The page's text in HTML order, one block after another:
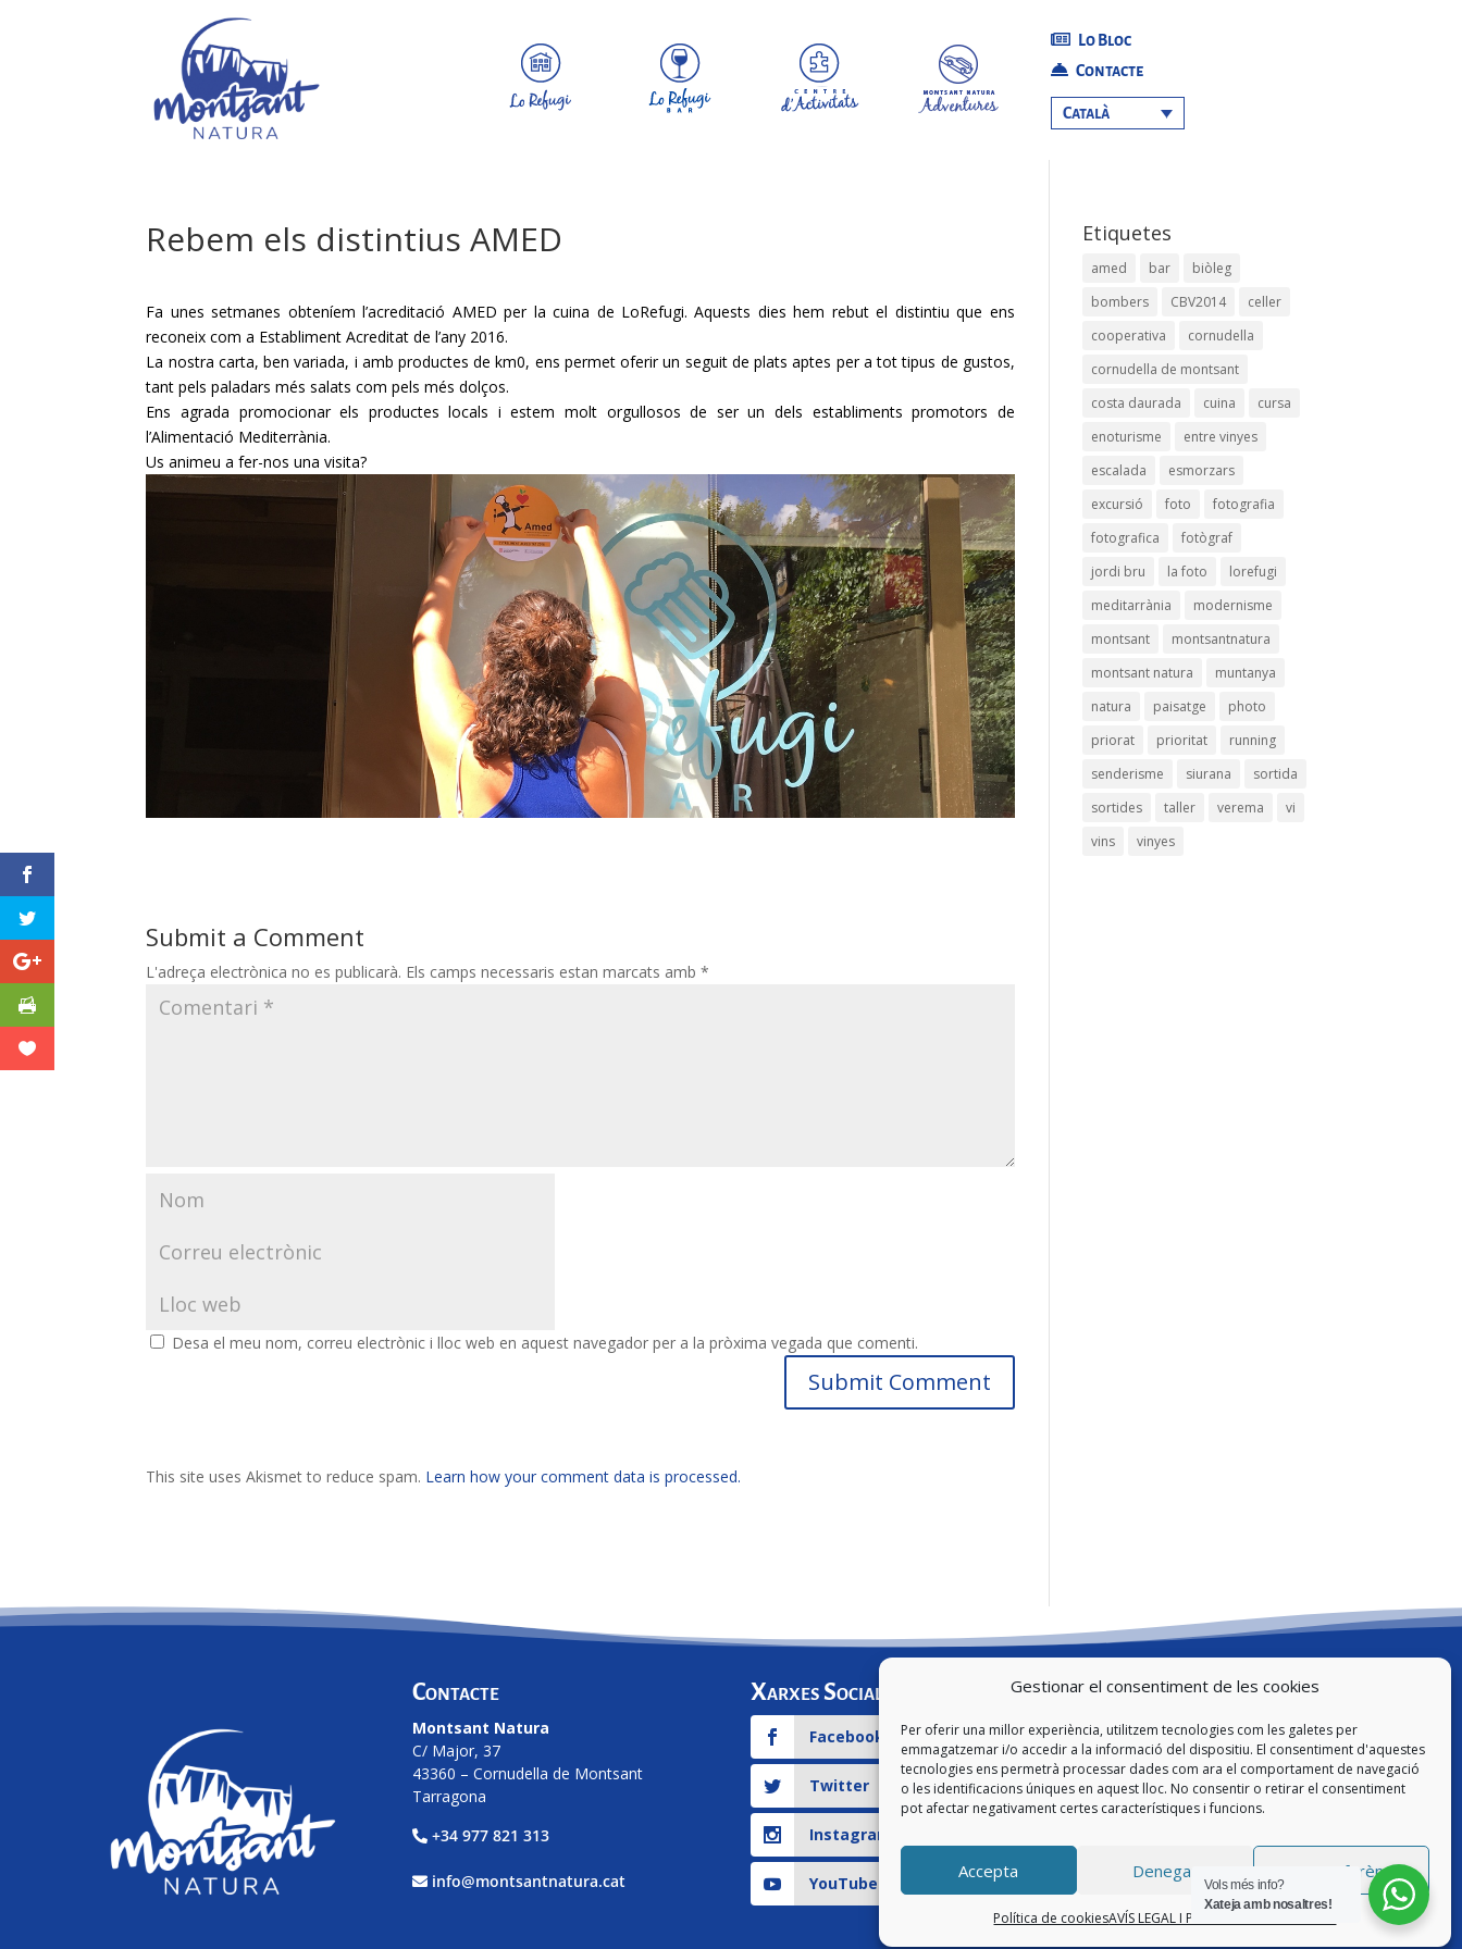
Gestionar el consentiment de les cookies
Per oferir una millor experiència, utilitzem tecnologies com les galetes per
emmagatzemar i/o accedir a la informació del dispositiu. El consentiment d'aquestes
tecnologies ens permetrà processar dades com ara el comportament de navegació
o les identificacions úniques en aquest lloc. No consentir o retirar el consentiment
pot afectar negativament certes característiques i funcions.
Accepta Denegar Veure preferències
Política de cookiesAVÍS LEGAL I POLÍTICA DE PRIVACITAT
Lo Bloc
Contacte
Català
Rebem els distintius AMED
Fa unes setmanes obteníem l’acreditació AMED per la cuina de LoRefugi. Aquests dies hem rebut el distintiu que ens
reconeix com a Establiment Acreditat de l’any 2016.
La nostra carta, ben variada, i amb productes de km0, ens permet oferir un seguit de plats aptes per a tot tipus de gustos,
tant pels paladars més salats com pels més dolços.
Ens agrada promocionar els productes locals i estem molt orgullosos de ser un dels establiments promotors de
l’Alimentació Mediterrània.
Us animeu a fer-nos una visita?
Submit a Comment
L'adreça electrònica no es publicarà. Els camps necessaris estan marcats amb*
Desa el meu nom, correu electrònic i lloc web en aquest navegador per a la pròxima vegada que comenti.
This site uses Akismet to reduce spam. Learn how your comment data is processed.
Etiquetes
amed bar
biòleg
bombers
CBV2014
celler
cooperativa
cornudella
cornudella de montsant
costa daurada
cuina
cursa
enoturisme
entre vinyes
escalada
esmorzars
excursió
foto
fotografia
fotografica
fotògraf
jordi bru
la foto
lorefugi
meditarrània
modernisme
montsant
montsantnatura
montsant natura
muntanya
natura
paisatge
photo
priorat
prioritat
running
senderisme
siurana
sortida
sortides
taller verema
vi
vins
vinyes
Contacte
Montsant Natura
C/ Major, 37
43360 – Cornudella de Montsant
Tarragona
+34 977 821 313
info@montsantnatura.cat
Xarxes Socials
Facebook
Twitter
Instagram
YouTube
Legal
Avís Legal i Política de Privacitat
Política de cookies
Vols més info?
Xateja amb nosaltres!